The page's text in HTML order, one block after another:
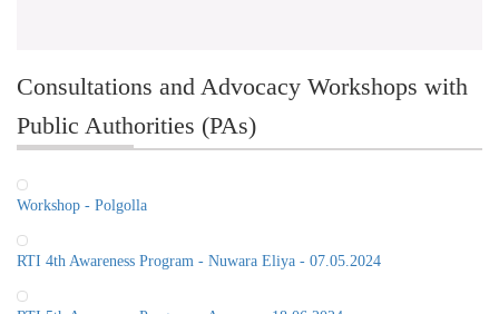
Consultations and Advocacy Workshops with
Public Authorities (PAs)
Workshop - Polgolla
RTI 4th Awareness Program - Nuwara Eliya - 07.05.2024